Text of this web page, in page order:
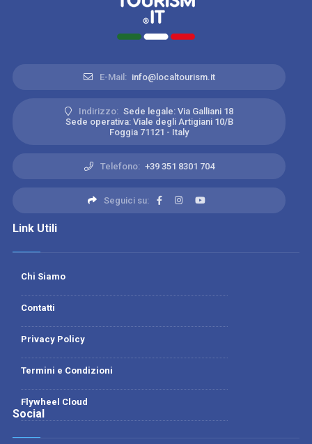
E-Mail: info@localtourism.it
Indirizzo: Sede legale: Via Galliani 18
Sede operativa: Viale degli Artigiani 10/B
Foggia 71121 - Italy
Telefono: +39 351 8301 704
Seguici su:
Link Utili
Chi Siamo
Contatti
Privacy Policy
Termini e Condizioni
Flywheel Cloud
Social